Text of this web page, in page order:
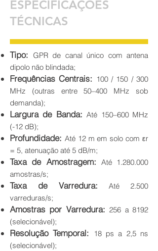
ESPECIFICAÇÕES
TÉCNICAS
Tipo: GPR de canal único com antena
dipolo não blindada;
Frequências Centrais: 100 / 150 / 300
MHz (outras entre 50–400 MHz sob
demanda);
Largura de Banda: Até 150–600 MHz
(-12 dB);
Profundidade: Até 12 m em solo com εr
= 5, atenuação até 5 dB/m;
Taxa de Amostragem: Até 1.280.000
amostras/s;
Taxa de Varredura:
Até 2.500
varreduras/s;
Amostras por Varredura: 256 a 8192
(selecionável);
Resolução Temporal:
18 ps a 2,5 ns
(selecionável);